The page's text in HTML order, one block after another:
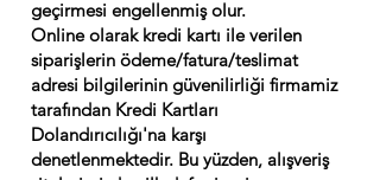
geçirmesi engellenmiş olur.
Online olarak kredi kartı ile verilen
siparişlerin ödeme/fatura/teslimat
adresi bilgilerinin güvenilirliği firmamiz
tarafından Kredi Kartları
Dolandırıcılığı'na karşı
denetlenmektedir. Bu yüzden, alışveriş